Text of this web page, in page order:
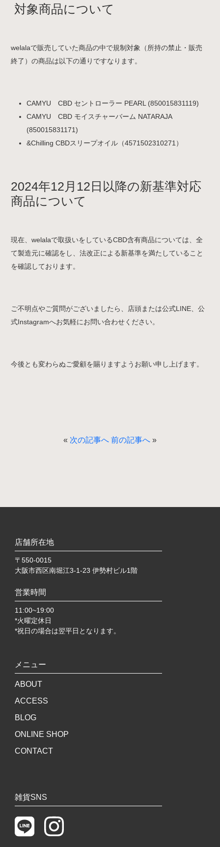
対象商品について
welalaで販売していた商品の中で規制対象（所持の禁止・販売
終了）の商品は以下の通りですなります。
CAMYU CBD セントローラー PEARL (850015831119)
CAMYU CBD モイスチャーバーム NATARAJA
(850015831171)
&Chilling CBDスリープオイル（4571502310271）
2024年12月12日以降の新基準対応
商品について
現在、welalaで取扱いをしているCBD含有商品については、全
て製造元に確認をし、法改正による新基準を満たしていること
を確認しております。
ご不明点やご質問がございましたら、店頭または公式LINE、公
式Instagramへお気軽にお問い合わせください。
今後とも変わらぬご愛顧を賜りますようお願い申し上げます。
« 次の記事へ 前の記事へ »
店舗所在地
〒550-0015
大阪市西区南堀江3-1-23 伊勢村ビル1階
営業時間
11:00~19:00
*火曜定休日
*祝日の場合は翌平日となります。
メニュー
ABOUT
ACCESS
BLOG
ONLINE SHOP
CONTACT
雑貨SNS